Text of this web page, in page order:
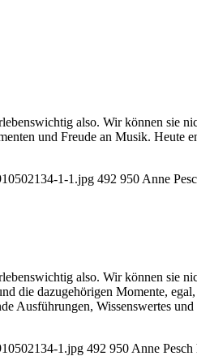
also. Wir können sie
und Freude an Musik. Heute
1-1.jpg 492 950 Anne
also. Wir können sie
die dazugehörigen Momente,
Ausführungen, Wissenswertes
1.jpg 492 950 Anne Pesch